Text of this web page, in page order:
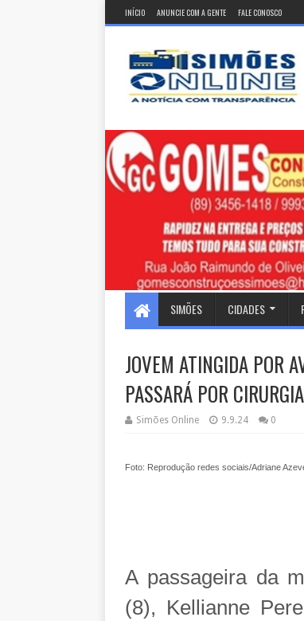
INÍCIO ANUNCIE COM A GENTE FALE CONOSCO
SIMÕES CIDADES
JOVEM ATINGIDA POR
PASSARÁ POR
Simões Online 9.9.24 0
Foto: Reprodução redes sociais/Adriane
A passageira da
(8), Kellianne